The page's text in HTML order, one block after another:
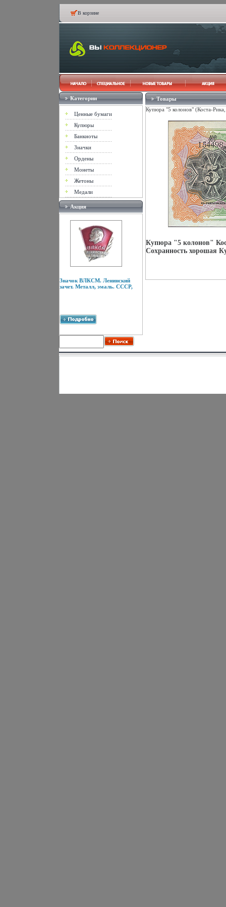
В корзине
Категории
Ценные бумаги
Купюры
Банкноты
Значки
Ордены
Монеты
Жетоны
Медали
Акция
Значок ВЛКСМ. Ленинский
зачет. Металл, эмаль. СССР,
Товары
Купюра "5 колонов" (Коста-
Купюра "5 колонов"
Сохранность хорошая